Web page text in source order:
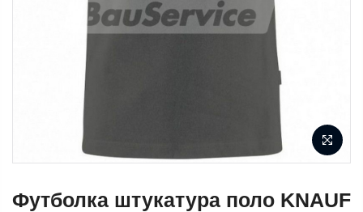
Футболка штукатура поло KNAUF